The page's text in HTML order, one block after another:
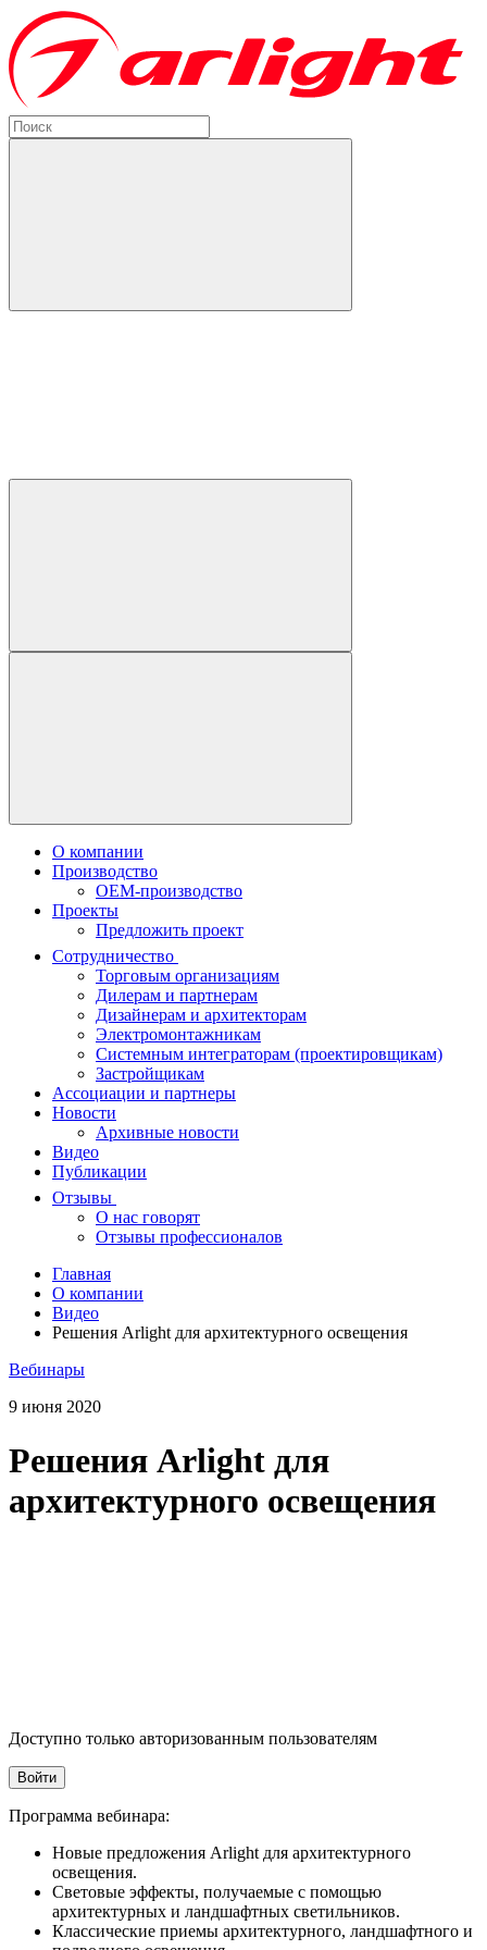
О компании
Производство
OEM-производство
Проекты
Предложить проект
Сотрудничество
Торговым организациям
Дилерам и партнерам
Дизайнерам и архитекторам
Электромонтажникам
Системным интеграторам (проектировщикам)
Застройщикам
Ассоциации и партнеры
Новости
Архивные новости
Видео
Публикации
Отзывы
О нас говорят
Отзывы профессионалов
Главная
О компании
Видео
Решения Arlight для архитектурного освещения
Вебинары
9 июня 2020
Решения Arlight для
архитектурного освещения
Доступно только авторизованным пользователям
Войти
Программа вебинара:
Новые предложения Arlight для архитектурного
освещения.
Световые эффекты, получаемые с помощью
архитектурных и ландшафтных светильников.
Классические приемы архитектурного, ландшафтного и